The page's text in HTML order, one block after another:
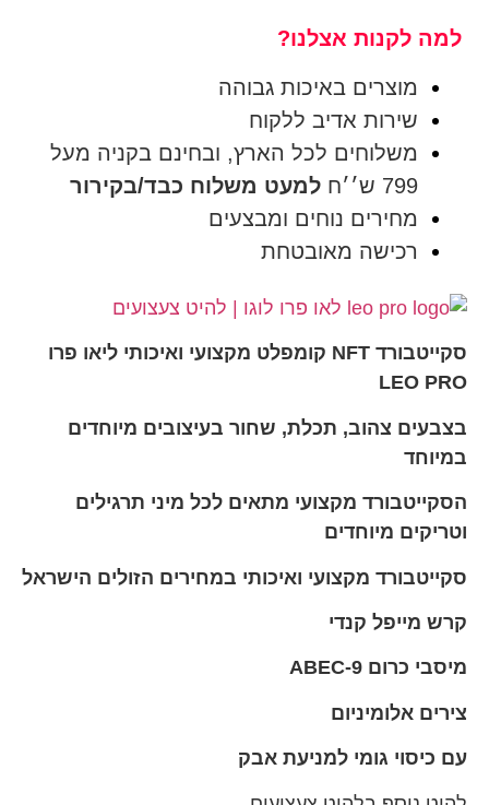
למה לקנות אצלנו?
מוצרים באיכות גבוהה
שירות אדיב ללקוח
משלוחים לכל הארץ, ובחינם בקניה מעל
799 ש׳׳ח
למעט משלוח כבד/בקירור
מחירים נוחים ומבצעים
רכישה מאובטחת
סקייטבורד NFT קומפלט מקצועי ואיכותי ליאו פרו
LEO PRO
בצבעים צהוב, תכלת, שחור בעיצובים מיוחדים
במיוחד
הסקייטבורד מקצועי מתאים לכל מיני תרגילים
וטריקים מיוחדים
סקייטבורד מקצועי ואיכותי במחירים הזולים הישראל
קרש מייפל קנדי
מיסבי כרום ABEC-9
צירים אלומיניום
עם כיסוי גומי למניעת אבק